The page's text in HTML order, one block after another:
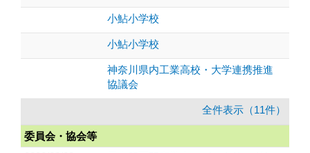
小鮎小学校
小鮎小学校
神奈川県内工業高校・大学連携推進
協議会
全件表示（11件）
委員会・協会等